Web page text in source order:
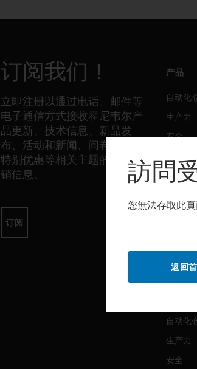
订阅我们！
立即注册以通过电话、邮件等
电子通信方式接收霍尼韦尔产
品更新、技术信息、新品发
布、活动和新闻、问卷调查、
特别优惠等相关主题的独家营
销信息。
订阅
产品
自动化
生产力
安全
自动化
生产力
安全
訪問
您無法存取此
返回